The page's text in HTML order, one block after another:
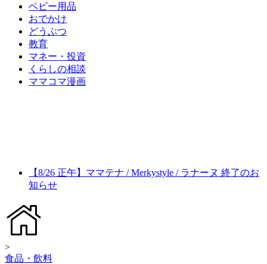
ベビー用品
おでかけ
どうぶつ
教育
マネー・投資
くらしの相談
ママコマ漫画
【8/26 正午】ママテナ / Merkystyle / ラナーヌ 終了のお
知らせ
>
食品・飲料